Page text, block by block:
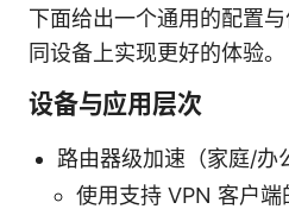
下面给出一个通用的配置
同设备上实现更好的体验。
设备与应用层次
路由器级加速（家庭/办
使用支持 VPN 客户